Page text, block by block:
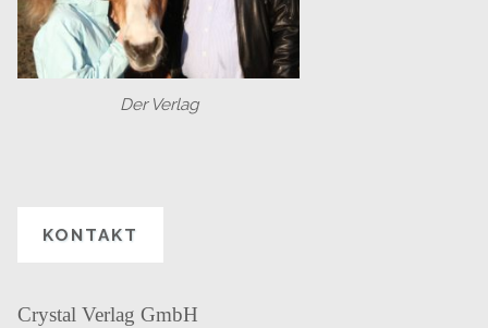
Der Verlag
KONTAKT
Crystal Verlag GmbH